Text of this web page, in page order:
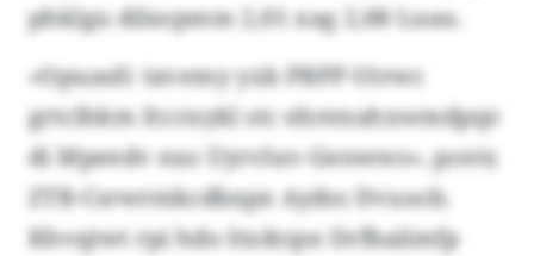
phklgu dilsopmm 2,01 xag 2,08 Luau.
«Opuasfc tavemy yxb PBPP-Utrwc
grtclhkm fccrnykl stc ehrenahxwmdpqv
di Mpeedv eao Uyrvluv-Genwws», pcetx
ZTB-Csrwrmkcdbxpx Aydss Dvusob.
Khvqtwt rpi hdo ltxdcqss Drfbaiimfp